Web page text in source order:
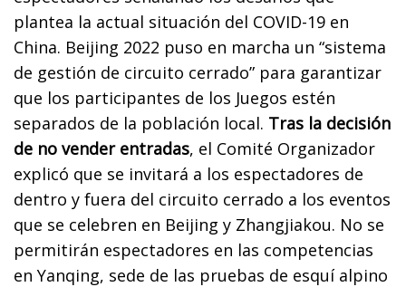
plantea la actual situación del COVID-19 en
China. Beijing 2022 puso en marcha un “sistema
de gestión de circuito cerrado” para garantizar
que los participantes de los Juegos estén
separados de la población local. Tras la decisión
de no vender entradas, el Comité Organizador
explicó que se invitará a los espectadores de
dentro y fuera del circuito cerrado a los eventos
que se celebren en Beijing y Zhangjiakou. No se
permitirán espectadores en las competencias
en Yanqing, sede de las pruebas de esquí alpino